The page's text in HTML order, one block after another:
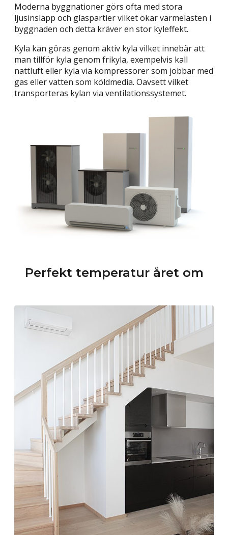
Moderna byggnationer görs ofta med stora
ljusinsläpp och glaspartier vilket ökar värmelasten i
byggnaden och detta kräver en stor kyleffekt.
Kyla kan göras genom aktiv kyla vilket innebär att
man tillför kyla genom frikyla, exempelvis kall
nattluft eller kyla via kompressorer som jobbar med
gas eller vatten som köldmedia. Oavsett vilket
transporteras kylan via ventilationssystemet.
Perfekt temperatur året om